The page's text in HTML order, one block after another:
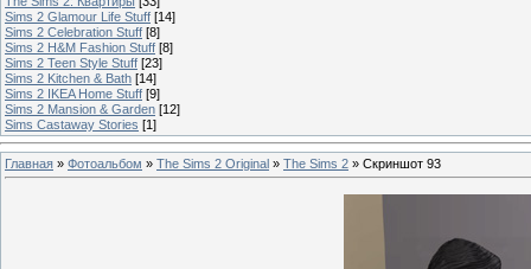
Sims 2 Glamour Life Stuff [14]
Sims 2 Celebration Stuff [8]
Sims 2 H&M Fashion Stuff [8]
Sims 2 Teen Style Stuff [23]
Sims 2 Kitchen & Bath [14]
Sims 2 IKEA Home Stuff [9]
Sims 2 Mansion & Garden [12]
Sims Castaway Stories [1]
Главная » Фотоальбом » The Sims 2 Original » The Sims 2 » Скриншот 93